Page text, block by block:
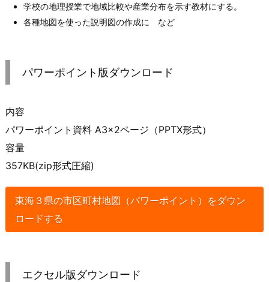
学校の地理授業で地域比較や産業分布を示す教材にする。
各種地図を使った説明図の作成に など
パワーポイント版ダウンロード
内容
パワーポイント資料 A3×2ページ（PPTX形式）
容量
357KB(zip形式圧縮)
東海３県の市区町村地図（パワーポイント）をダウン
ロードする
エクセル版ダウンロード